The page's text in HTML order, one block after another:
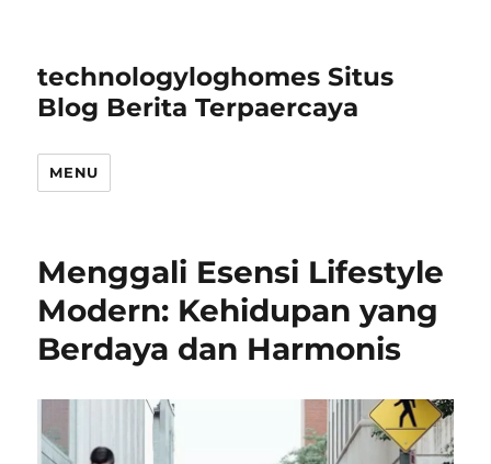
technologyloghomes Situs
Blog Berita Terpaercaya
MENU
Menggali Esensi Lifestyle
Modern: Kehidupan yang
Berdaya dan Harmonis